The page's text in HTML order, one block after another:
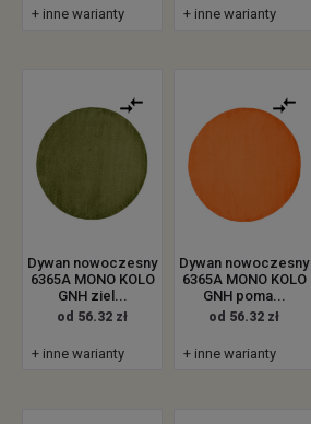
+ inne warianty + inne warianty
Dywan nowoczesny
6365A MONO KOLO
GNH ziel...
od 56.32 zł
+ inne warianty
Dywan nowoczesny
6365A MONO KOLO
GNH poma...
od 56.32 zł
+ inne warianty